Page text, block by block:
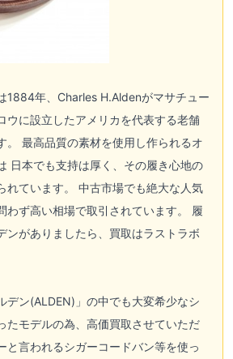
1884年、Charles H.Aldenがマサチュー
ウに設立したアメリカを代表する老舗
。 最高品質の素材を使用し作られるオ
日本でも支持は厚く、その履き心地の
れています。 中古市場でも絶大な人気
わず高い相場で取引されています。 履
ンがありましたら、買取はラストラボ
デン(ALDEN) 」の中でも大変希少なシ
たモデルの為、高価買取させていただ
と言われるシガーコードバン等を使っ